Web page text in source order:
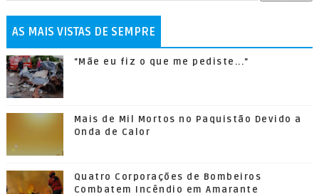
AS MAIS VISTAS DE SEMPRE
"Mãe eu fiz o que me pediste..."
Mais de Mil Mortos no Paquistão Devido a
Onda de Calor
Quatro Corporações de Bombeiros
Combatem Incêndio em Amarante